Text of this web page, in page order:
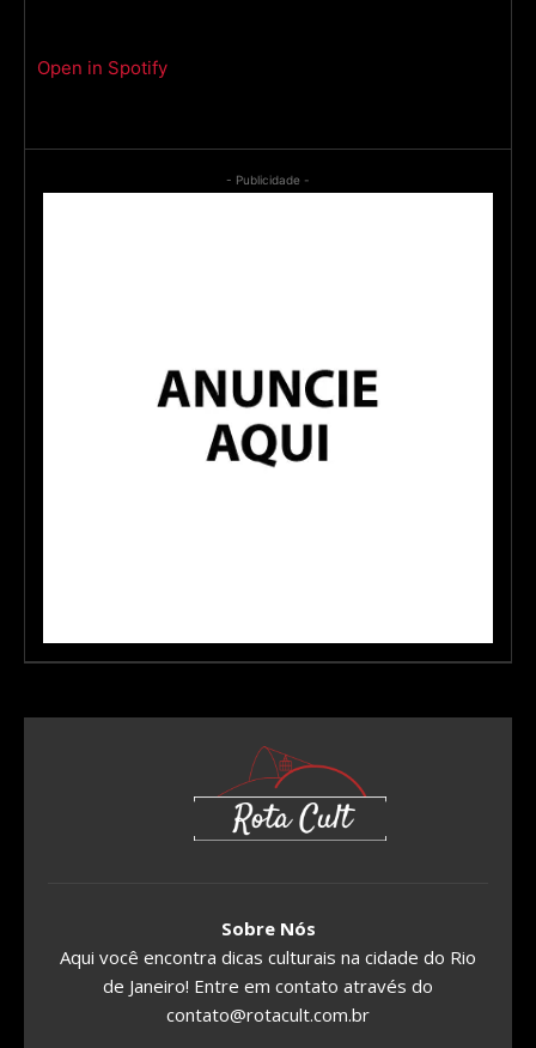
Open in Spotify
- Publicidade -
Sobre Nós
Aqui você encontra dicas culturais na cidade do Rio
de Janeiro! Entre em contato através do
contato@rotacult.com.br